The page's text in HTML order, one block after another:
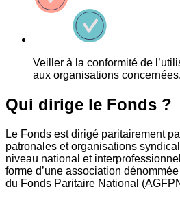
Veiller à la conformité de
aux organisations concernées.
Qui dirige le Fonds ?
Le Fonds est dirigé paritairement
patronales et organisations
niveau national et
forme d’une association
du Fonds Paritaire National